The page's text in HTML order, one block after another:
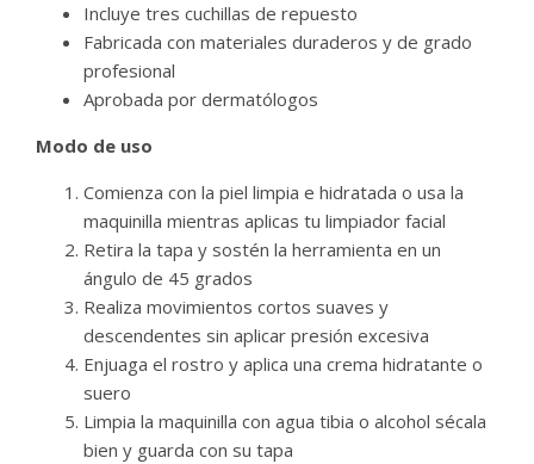
Incluye tres cuchillas de repuesto
Fabricada con materiales duraderos y de grado
profesional
Aprobada por dermatólogos
Modo de uso
Comienza con la piel limpia e hidratada o usa la
maquinilla mientras aplicas tu limpiador facial
Retira la tapa y sostén la herramienta en un
ángulo de 45 grados
Realiza movimientos cortos suaves y
descendentes sin aplicar presión excesiva
Enjuaga el rostro y aplica una crema hidratante o
suero
Limpia la maquinilla con agua tibia o alcohol sécala
bien y guarda con su tapa